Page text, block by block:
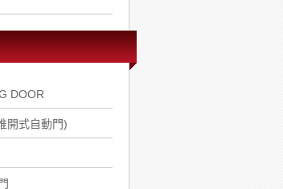
DOOR
開式自動門)